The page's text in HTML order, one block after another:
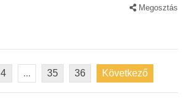
Megosztás
4 ... 35 36 Következő